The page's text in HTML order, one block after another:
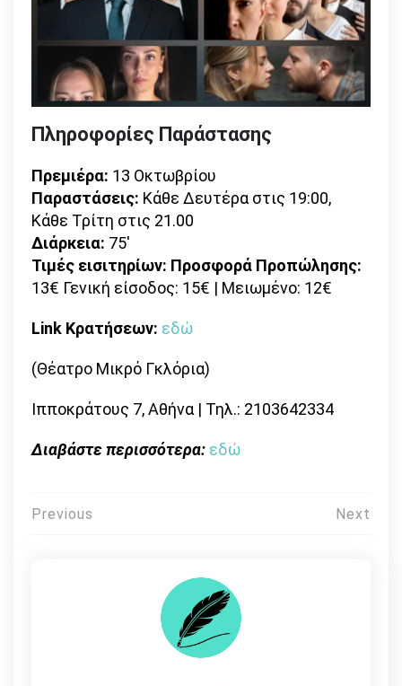
Πληροφορίες Παράστασης
Πρεμιέρα: 13 Οκτωβρίου
Παραστάσεις: Κάθε Δευτέρα στις 19:00,
Κάθε Τρίτη στις 21.00
Διάρκεια: 75′
Τιμές εισιτηρίων: Προσφορά Προπώλησης:
13€ Γενική είσοδος: 15€ | Μειωμένο: 12€
Link Κρατήσεων: εδώ
(Θέατρο Μικρό Γκλόρια)
Ιπποκράτους 7, Αθήνα | Τηλ.: 2103642334
Διαβάστε περισσότερα: εδώ
Πλοήγηση
Previous Next